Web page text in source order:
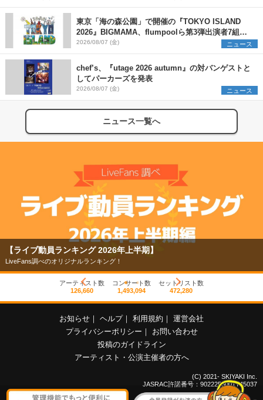
を発表
東京「海の森公園」で開催の『TOKYO ISLAND
2026』BIGMAMA、flumpoolら第3弾出演者7組を
発表 ワークショップ・アート出展者を募集
2026/08/07 (金) ニュース
chef’s、『utage 2026 autumn』の対バンゲストと
してパーカーズを発表
2026/08/07 (金) ニュース
ニュース一覧へ
【ライブ動員ランキング 2026年上半期】
LiveFans調べのオリジナルランキング！
アーティスト数
126,660
コンサート数
1,493,094
セットリスト数
472,280
お知らせ ヘルプ 利用規約
運営会社
プライバシーポリシー
お問い合わせ
投稿のガイドライン
アーティスト・公演主催者の方へ
(C) 2021- SKIYAKI Inc.
JASRAC許諾番号：9022255001Y45037